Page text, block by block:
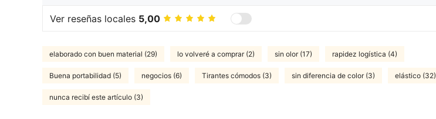
Ver reseñas locales 5,00
elaborado con buen material (29) lo volveré a comprar (2) sin olor (17) rapidez logística (4)
Buena portabilidad (5) negocios (6) Tirantes cómodos (3) sin diferencia de color (3) elástico (32)
nunca recibí este artículo (3)